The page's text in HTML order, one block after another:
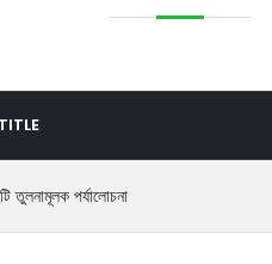
TITLE
তুলনামূলক পর্যালোচনা